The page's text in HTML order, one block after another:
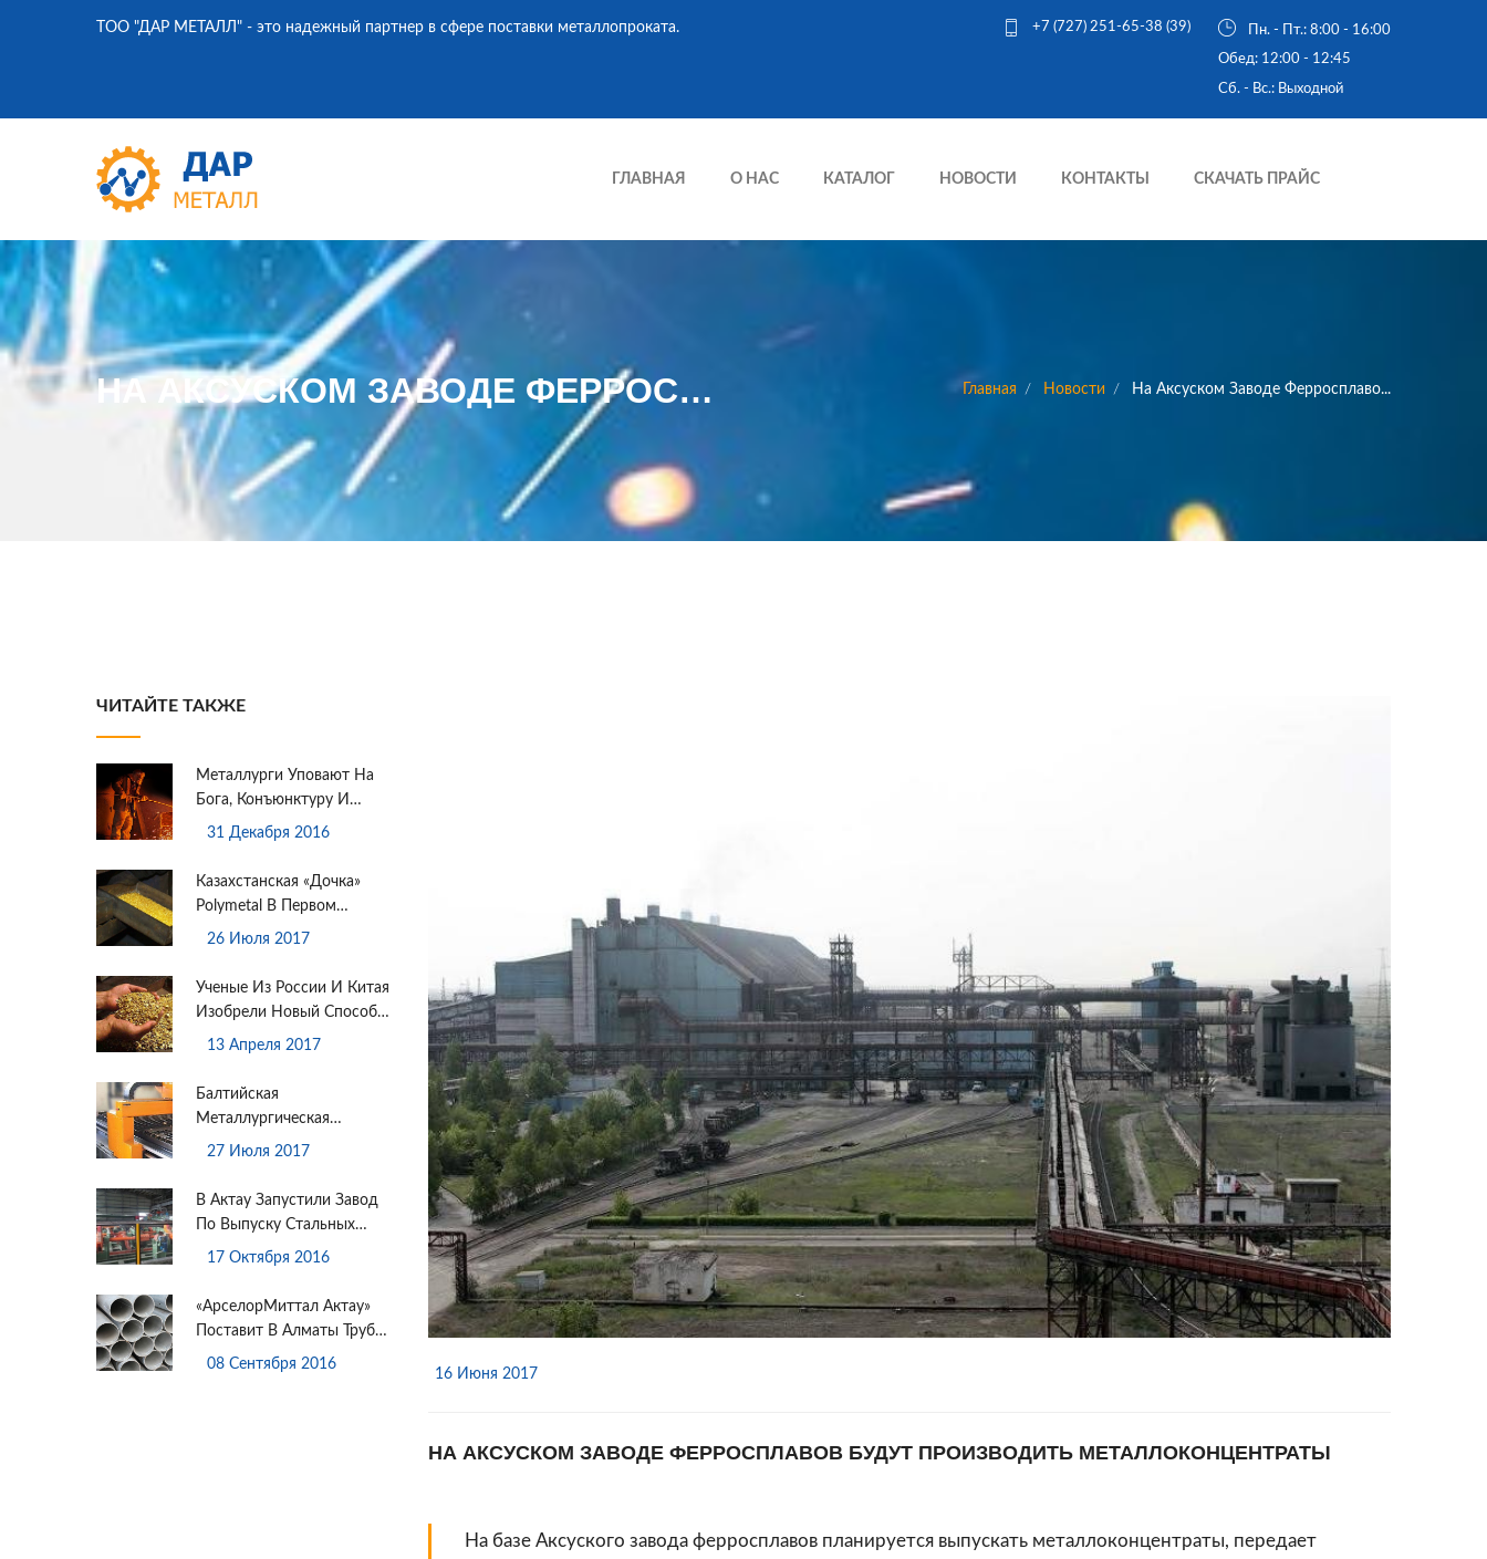
ТОО "ДАР МЕТАЛЛ" - это надежный партнер в сфере поставки металлопроката. +7 (727) 251-65-38 (39)
Пн. - Пт.: 8:00 - 16:00
Обед: 12:00 - 12:45
Cб. - Вс.: Выходной
ГЛАВНАЯ О НАС КАТАЛОГ НОВОСТИ КОНТАКТЫ СКАЧАТЬ ПРАЙС
НА АКСУСКОМ ЗАВОДЕ ФЕРРОСПЛАВОВ БУДУТ ПРОИЗВОДИТЬ МЕТАЛЛОКОНЦЕНТРАТЫ Главная Новости На Аксуском Заводе Ферросплаво...
16 Июня 2017
НА АКСУСКОМ ЗАВОДЕ ФЕРРОСПЛАВОВ БУДУТ ПРОИЗВОДИТЬ МЕТАЛЛОКОНЦЕНТРАТЫ
На базе Аксуского завода ферросплавов планируется выпускать металлоконцентраты, передает
ЧИТАЙТЕ ТАКЖЕ
Металлурги Уповают На
Бога, Конъюнктуру И
Новый Кодекс
31 Декабря 2016
Казахстанская «дочка»
Polymetal В Первом
Полугодии Увеличила
Раза
26 Июля 2017
Ученые Из России И Китая
Изобрели Новый Способ
Извлечения Золота Из
13 Апреля 2017
Балтийская
Металлургическая
Компания Предлагает
Плазменную Резку
Листового Проката
27 Июля 2017
В Актау Запустили Завод
По Выпуску Стальных
Бесшовных Труб
17 Октября 2016
«АрселорМиттал Актау»
Поставит В Алматы Трубы
На Сумму Более 130 Млн
08 Сентября 2016